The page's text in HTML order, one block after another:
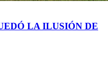
LA ILUSIÓN DE